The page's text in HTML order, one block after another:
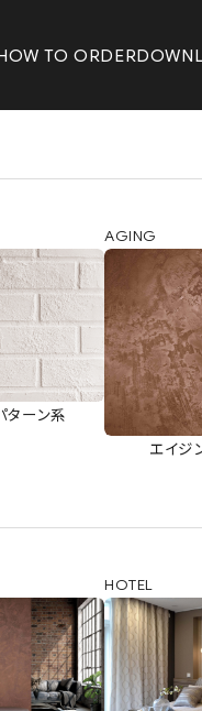
TO ORDER
ターン系
AGING
エイジ
HOTEL